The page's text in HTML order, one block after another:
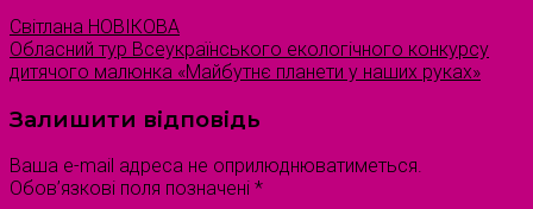
Світлана НОВІКОВА
Обласний тур Всеукраїнського екологічного конкурсу
дитячого малюнка «Майбутнє планети у наших руках»
Залишити відповідь
Ваша e-mail адреса не оприлюднюватиметься.
Обов’язкові поля позначені *